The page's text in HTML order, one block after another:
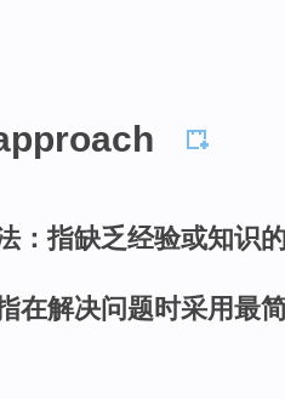
：指缺乏经验或知识
在解决问题时采用最